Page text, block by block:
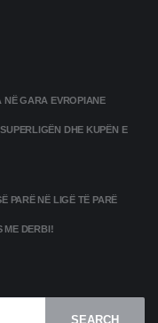
NË GARA EVROPIANE
DHE KUPËN E
PARË NË LIGË TË PARË
ME DERBI!
SEARCH